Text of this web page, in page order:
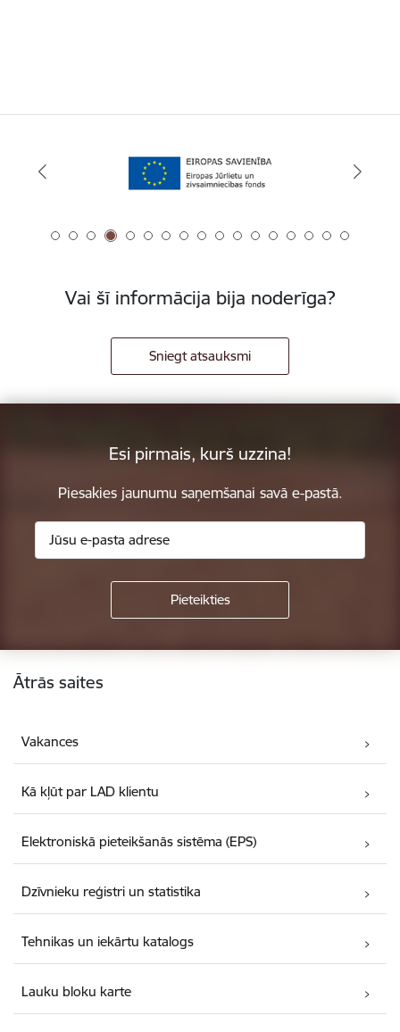
Vai šī informācija bija noderīga?
Sniegt atsauksmi
Esi pirmais, kurš uzzina!
Piesakies jaunumu saņemšanai savā e-pastā.
Kājene
Ātrās saites
Vakances
Kā kļūt par LAD klientu
Elektroniskā pieteikšanās sistēma (EPS)
Dzīvnieku reģistri un statistika
Tehnikas un iekārtu katalogs
Lauku bloku karte